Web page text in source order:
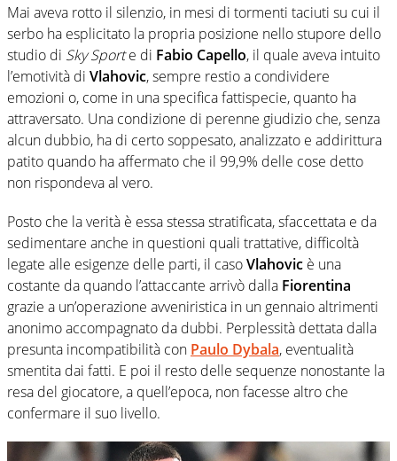
Mai aveva rotto il silenzio, in mesi di tormenti taciuti su cui il
serbo ha esplicitato la propria posizione nello stupore dello
studio di Sky Sporte di Fabio Capello, il quale aveva intuito
l’emotività di Vlahovic, sempre restio a condividere
emozioni o, come in una specifica fattispecie, quanto ha
attraversato. Una condizione di perenne giudizio che, senza
alcun dubbio, ha di certo soppesato, analizzato e addirittura
patito quando ha affermato che il 99,9% delle cose detto
non rispondeva al vero.
Posto che la verità è essa stessa stratificata, sfaccettata e da
sedimentare anche in questioni quali trattative, difficoltà
legate alle esigenze delle parti, il casoVlahovic è una
costante da quando l’attaccante arrivò dalla Fiorentina
grazie a un’operazione avveniristica in un gennaio altrimenti
anonimo accompagnato da dubbi. Perplessità dettata dalla
presunta incompatibilità con Paulo Dybala, eventualità
smentita dai fatti. E poi il resto delle sequenze nonostante la
resa del giocatore, a quell’epoca, non facesse altro che
confermare il suo livello.